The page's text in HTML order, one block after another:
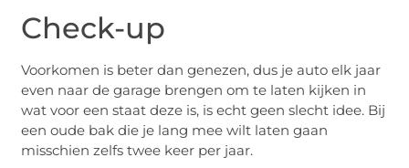
Check-up
Voorkomen is beter dan genezen, dus je auto elk jaar
even naar de garage brengen om te laten kijken in
wat voor een staat deze is, is echt geen slecht idee. Bij
een oude bak die je lang mee wilt laten gaan
misschien zelfs twee keer per jaar.